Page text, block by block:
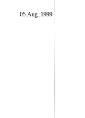
05.Aug..1999